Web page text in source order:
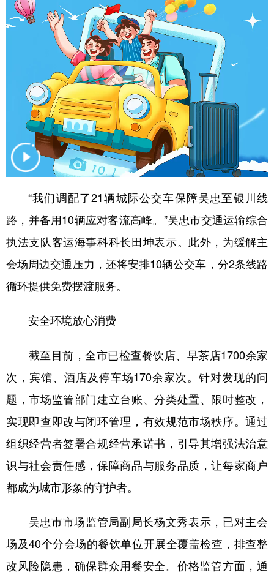
“我们调配了21辆城际公交车保障吴忠至银川线
路，并备用10辆应对客流高峰。”吴忠市交通运输综合
执法支队客运海事科科长田坤表示。此外，为缓解主
会场周边交通压力，还将安排10辆公交车，分2条线路
循环提供免费摆渡服务。
安全环境放心消费
截至目前，全市已检查餐饮店、早茶店1700余家
次，宾馆、酒店及停车场170余家次。针对发现的问
题，市场监管部门建立台账、分类处置、限时整改，
实现即查即改与闭环管理，有效规范市场秩序。通过
组织经营者签署合规经营承诺书，引导其增强法治意
识与社会责任感，保障商品与服务品质，让每家商户
都成为城市形象的守护者。
吴忠市市场监管局副局长杨文秀表示，已对主会
场及40个分会场的餐饮单位开展全覆盖检查，排查整
改风险隐患，确保群众用餐安全。价格监管方面，通